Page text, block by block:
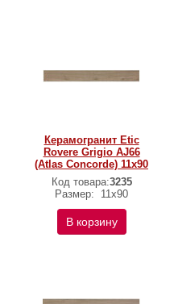
Керамогранит Etic
Rovere Grigio AJ66
(Atlas Concorde) 11х90
Код товара:3235
Размер:
11х90
В корзину